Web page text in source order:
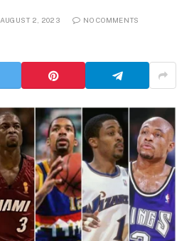
AUGUST 2, 2023 NO COMMENTS